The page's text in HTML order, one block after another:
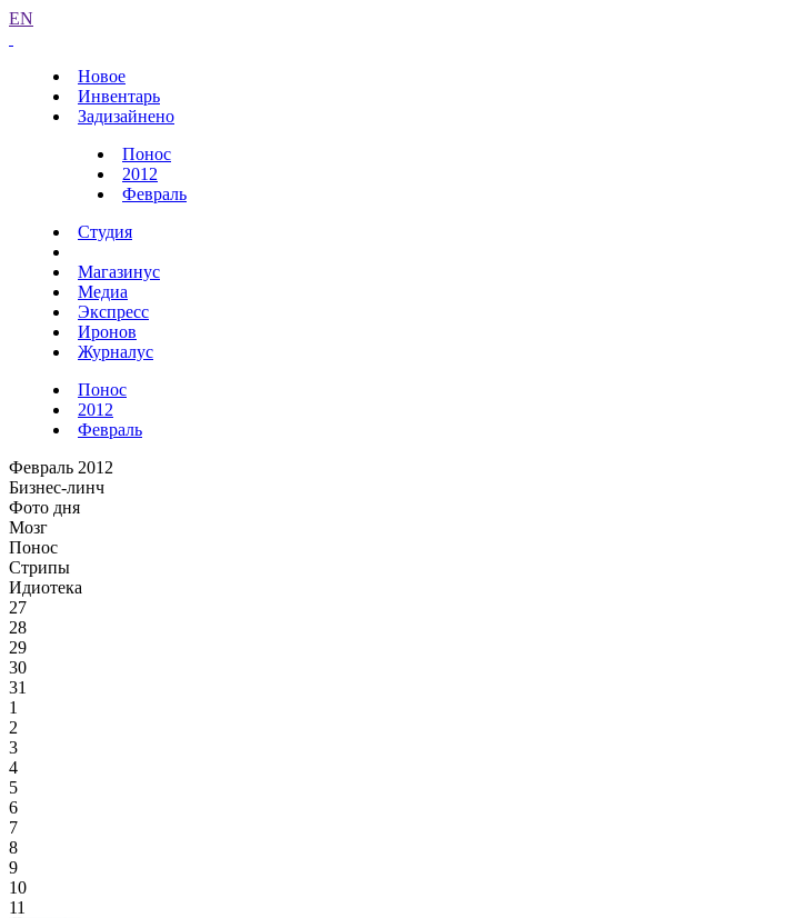
EN
Новое
Инвентарь
Задизайнено
Понос
2012
Февраль
Студия
Магазинус
Медиа
Экспресс
Иронов
Журналус
Понос
2012
Февраль
Февраль 2012
Бизнес-линч
Фото дня
Мозг
Понос
Стрипы
Идиотека
27
28
29
30
31
1
2
3
4
5
6
7
8
9
10
11